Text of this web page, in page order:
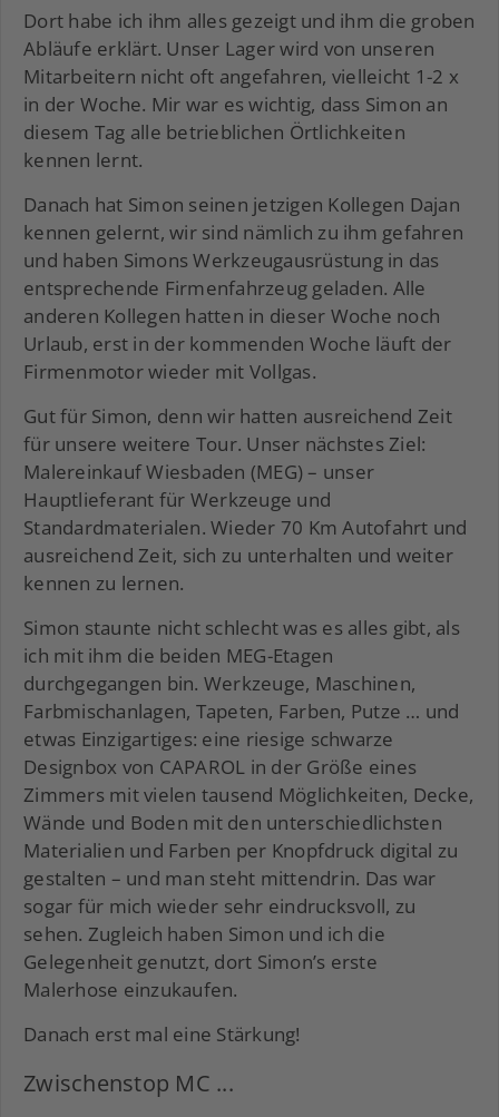
Dort habe ich ihm alles gezeigt und ihm die groben
Abläufe erklärt. Unser Lager wird von unseren
Mitarbeitern nicht oft angefahren, vielleicht 1-2 x
in der Woche. Mir war es wichtig, dass Simon an
diesem Tag alle betrieblichen Örtlichkeiten
kennen lernt.
Danach hat Simon seinen jetzigen Kollegen Dajan
kennen gelernt, wir sind nämlich zu ihm gefahren
und haben Simons Werkzeugausrüstung in das
entsprechende Firmenfahrzeug geladen. Alle
anderen Kollegen hatten in dieser Woche noch
Urlaub, erst in der kommenden Woche läuft der
Firmenmotor wieder mit Vollgas.
Gut für Simon, denn wir hatten ausreichend Zeit
für unsere weitere Tour. Unser nächstes Ziel:
Malereinkauf Wiesbaden (MEG) – unser
Hauptlieferant für Werkzeuge und
Standardmaterialen. Wieder 70 Km Autofahrt und
ausreichend Zeit, sich zu unterhalten und weiter
kennen zu lernen.
Simon staunte nicht schlecht was es alles gibt, als
ich mit ihm die beiden MEG-Etagen
durchgegangen bin. Werkzeuge, Maschinen,
Farbmischanlagen, Tapeten, Farben, Putze … und
etwas Einzigartiges: eine riesige schwarze
Designbox von CAPAROL in der Größe eines
Zimmers mit vielen tausend Möglichkeiten, Decke,
Wände und Boden mit den unterschiedlichsten
Materialien und Farben per Knopfdruck digital zu
gestalten – und man steht mittendrin. Das war
sogar für mich wieder sehr eindrucksvoll, zu
sehen. Zugleich haben Simon und ich die
Gelegenheit genutzt, dort Simon’s erste
Malerhose einzukaufen.
Danach erst mal eine Stärkung!
Zwischenstop MC ...